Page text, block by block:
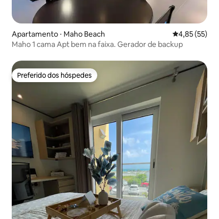
Apartamento ⋅ Maho Beach 4,85 de uma
4,85 (55)
Maho 1 cama Apt bem na faixa. Gerador de backup
Preferido dos hóspedes
Preferido dos hóspedes